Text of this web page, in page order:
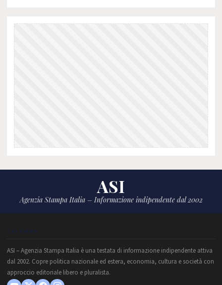
ASI
Agenzia Stampa Italia – Informazione indipendente dal 2002
CHI SIAMO
ASI – Agenzia Stampa Italia è una testata di informazione indipendente attiva
dal 2002. Copre politica nazionale ed estera, economia, cultura e società con
approccio editoriale libero e pluralista.